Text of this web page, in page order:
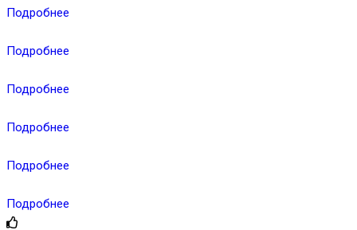
Подробнее
Подробнее
Подробнее
Подробнее
Подробнее
Подробнее